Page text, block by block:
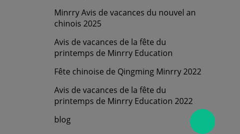
Minrry Avis de vacances du nouvel an
chinois 2025
Avis de vacances de la fête du
printemps de Minrry Education
Fête chinoise de Qingming Minrry 2022
Avis de vacances de la fête du
printemps de Minrry Education 2022
blog